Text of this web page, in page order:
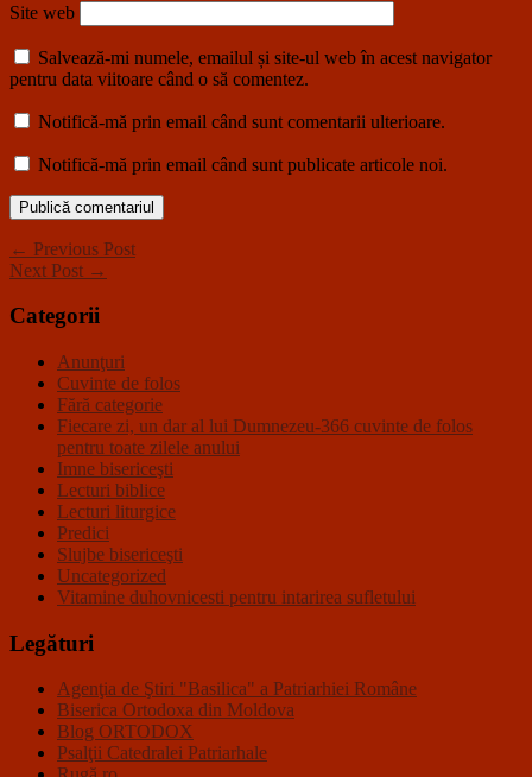
Site web
Salvează-mi numele, emailul și site-ul web în acest navigator
pentru data viitoare când o să comentez.
Notifică-mă prin email când sunt comentarii ulterioare.
Notifică-mă prin email când sunt publicate articole noi.
← Previous Post
Next Post →
Categorii
Anunţuri
Cuvinte de folos
Fără categorie
Fiecare zi, un dar al lui Dumnezeu-366 cuvinte de folos
pentru toate zilele anului
Imne bisericeşti
Lecturi biblice
Lecturi liturgice
Predici
Slujbe bisericeşti
Uncategorized
Vitamine duhovnicesti pentru intarirea sufletului
Legături
Agenţia de Ştiri "Basilica" a Patriarhiei Române
Biserica Ortodoxa din Moldova
Blog ORTODOX
Psalţii Catedralei Patriarhale